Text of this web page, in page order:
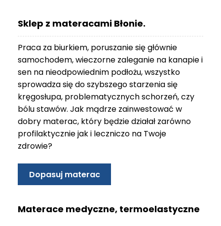
Sklep z materacami Błonie.
Praca za biurkiem, poruszanie się głównie
samochodem, wieczorne zaleganie na kanapie i
sen na nieodpowiednim podłożu, wszystko
sprowadza się do szybszego starzenia się
kręgosłupa, problematycznych schorzeń, czy
bólu stawów. Jak mądrze zainwestować w
dobry materac, który będzie działał zarówno
profilaktycznie jak i leczniczo na Twoje
zdrowie?
Dopasuj materac
Materace medyczne, termoelastyczne